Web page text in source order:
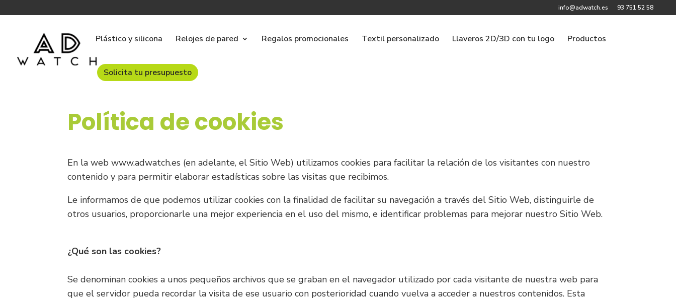
info@adwatch.es 93 751 52 58
Plástico y silicona Relojes de pared Regalos promocionales Textil personalizado Llaveros 2D/3D con tu logo Productos
Solicita tu presupuesto
Política de cookies
En la web www.adwatch.es (en adelante, el Sitio Web) utilizamos cookies para facilitar la relación de los visitantes con nuestro
contenido y para permitir elaborar estadísticas sobre las visitas que recibimos.
Le informamos de que podemos utilizar cookies con la finalidad de facilitar su navegación a través del Sitio Web, distinguirle de
otros usuarios, proporcionarle una mejor experiencia en el uso del mismo, e identificar problemas para mejorar nuestro Sitio Web.
¿Qué son las cookies?
Se denominan cookies a unos pequeños archivos que se graban en el navegador utilizado por cada visitante de nuestra web para
que el servidor pueda recordar la visita de ese usuario con posterioridad cuando vuelva a acceder a nuestros contenidos. Esta